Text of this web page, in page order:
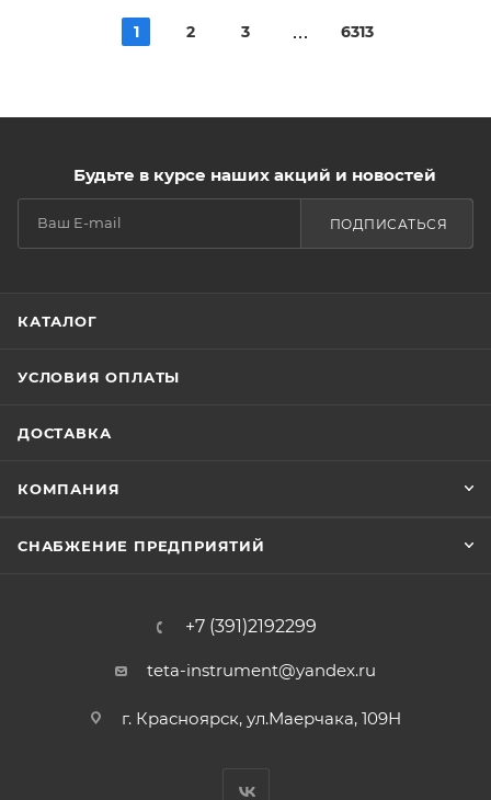
1 2 3 6313
Будьте в курсе наших акций и новостей
ПОДПИСАТЬСЯ
КАТАЛОГ
УСЛОВИЯ ОПЛАТЫ
ДОСТАВКА
КОМПАНИЯ
СНАБЖЕНИЕ ПРЕДПРИЯТИЙ
+7 (391)2192299
teta-instrument@yandex.ru
г. Красноярск, ул.Маерчака, 109Н